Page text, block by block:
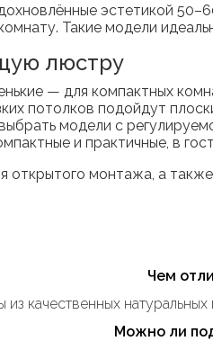
эстетикой
Такие модели
люстру
— для компактных
потолков подойдут
модели с
и практичные, в
открытого монтажа, а
Чем
качественных
Можно ли